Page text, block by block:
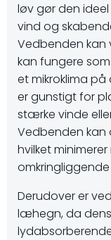
løv gør den
vind og
Vedbenden
kan fungere
et mikroklima på
er gunstigt for
stærke vinde
Vedbenden kan
hvilket
Derudover er
læhegn, da